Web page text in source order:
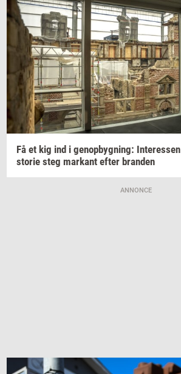
Få et kig ind i genop­byg­ning: In­ter­es­sen
sto­rie steg mar­kant efter bran­den
ANNONCE